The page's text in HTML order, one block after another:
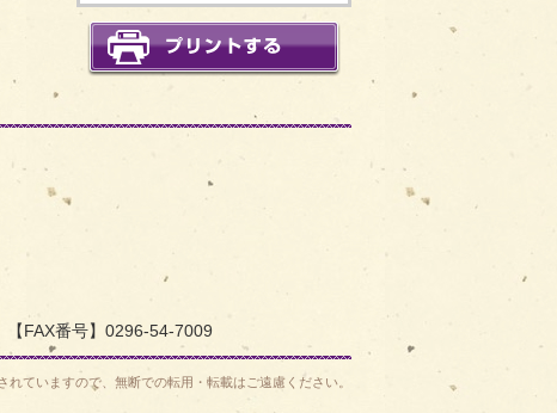
へ戻る
【FAX番号】0296-54-7009
ていますので、無断での転用・転載はご遠慮ください。